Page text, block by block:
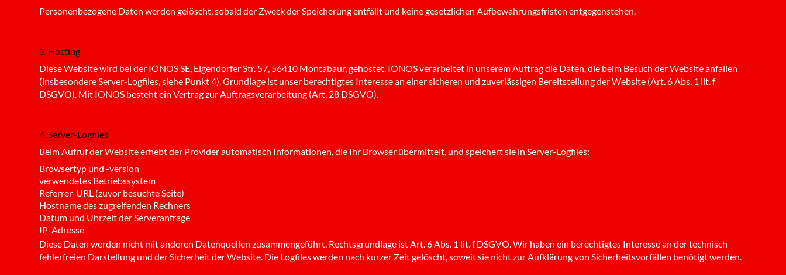
Personenbezogene Daten werden gelöscht, sobald der Zweck der Speicherung entfällt und keine gesetzlichen Aufbewahrungsfristen entgegenstehen.
3. Hosting
Diese Website wird bei der IONOS SE, Elgendorfer Str. 57, 56410 Montabaur, gehostet. IONOS verarbeitet in unserem Auftrag die Daten, die beim Besuch der Website anfallen
(insbesondere Server-Logfiles, siehe Punkt 4). Grundlage ist unser berechtigtes Interesse an einer sicheren und zuverlässigen Bereitstellung der Website (Art. 6 Abs. 1 lit. f
DSGVO). Mit IONOS besteht ein Vertrag zur Auftragsverarbeitung (Art. 28 DSGVO).
4. Server-Logfiles
Beim Aufruf der Website erhebt der Provider automatisch Informationen, die Ihr Browser übermittelt, und speichert sie in Server-Logfiles:
Browsertyp und -version
verwendetes Betriebssystem
Referrer-URL (zuvor besuchte Seite)
Hostname des zugreifenden Rechners
Datum und Uhrzeit der Serveranfrage
IP-Adresse
Diese Daten werden nicht mit anderen Datenquellen zusammengeführt. Rechtsgrundlage ist Art. 6 Abs. 1 lit. f DSGVO. Wir haben ein berechtigtes Interesse an der technisch
fehlerfreien Darstellung und der Sicherheit der Website. Die Logfiles werden nach kurzer Zeit gelöscht, soweit sie nicht zur Aufklärung von Sicherheitsvorfällen benötigt werden.